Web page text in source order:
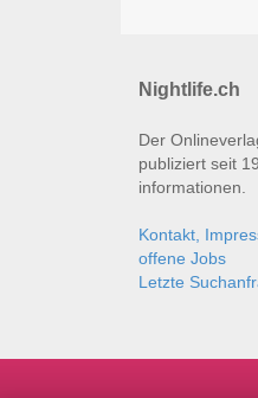
Nightlife.ch
Der
publiziert seit
informationen.
Kontakt,
offene Jobs
Letzte